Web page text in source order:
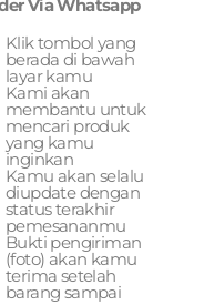
Via Whatsapp
Klik tombol yang
berada di bawah
layar kamu
Kami akan
membantu untuk
mencari produk
yang kamu
inginkan
Kamu akan selalu
diupdate dengan
status terakhir
pemesananmu
Bukti pengiriman
(foto) akan kamu
terima setelah
barang sampai